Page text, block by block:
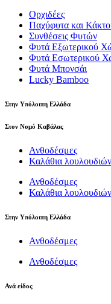
Ορχιδέες
Παχύφυτα και
Συνθέσεις Φυτών
Φυτά Εξωτερικού
Φυτά Εσωτερικού
Φυτά Μπονσάι
Lucky Bamboo
Στην Υπόλοιπη Ελλάδα
Στον Νομό Καβάλας
Ανθοδέσμες
Καλάθια λουλουδιών
Ανθοδέσμες
Καλάθια λουλουδιών
Στην Υπόλοιπη Ελλάδα
Ανθοδέσμες
Ανθοδέσμες
Ανά είδος